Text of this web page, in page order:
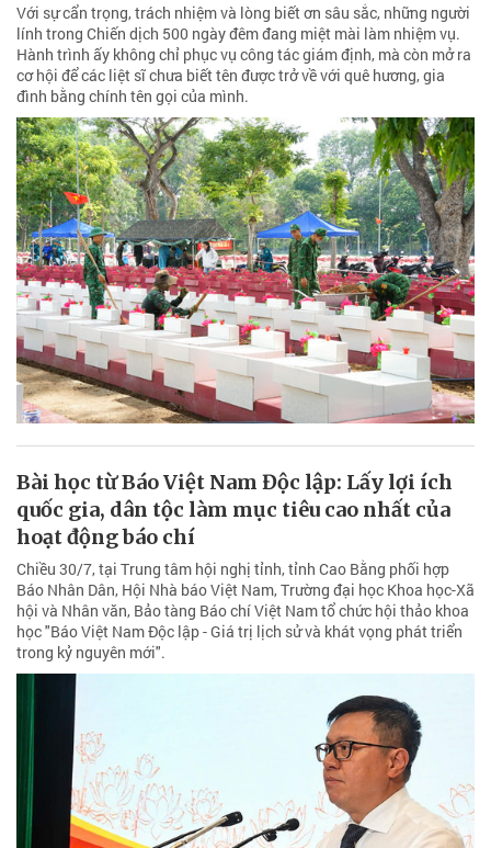
Với sự cẩn trọng, trách nhiệm và lòng biết ơn sâu sắc, những người
lính trong Chiến dịch 500 ngày đêm đang miệt mài làm nhiệm vụ.
Hành trình ấy không chỉ phục vụ công tác giám định, mà còn mở ra
cơ hội để các liệt sĩ chưa biết tên được trở về với quê hương, gia
đình bằng chính tên gọi của mình.
Bài học từ Báo Việt Nam Độc lập: Lấy lợi ích
quốc gia, dân tộc làm mục tiêu cao nhất của
hoạt động báo chí
Chiều 30/7, tại Trung tâm hội nghị tỉnh, tỉnh Cao Bằng phối hợp
Báo Nhân Dân, Hội Nhà báo Việt Nam, Trường đại học Khoa học-Xã
hội và Nhân văn, Bảo tàng Báo chí Việt Nam tổ chức hội thảo khoa
học "Báo Việt Nam Độc lập - Giá trị lịch sử và khát vọng phát triển
trong kỷ nguyên mới".